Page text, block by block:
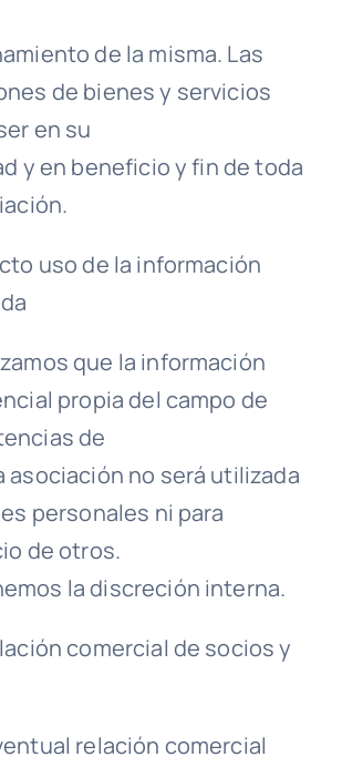
de la misma. Las
de bienes y servicios
en su
y en beneficio y fin de toda
uso de la información
que la información
propia del campo de
de
asociación no será utilizada
personales ni para
de otros.
la discreción interna.
comercial de socios y
relación comercial